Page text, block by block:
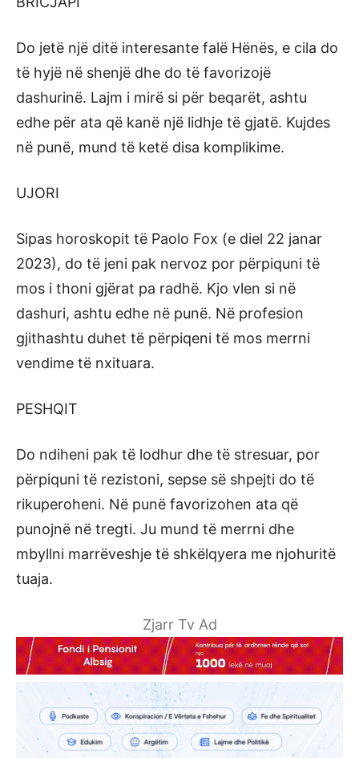
Do jetë një ditë interesante falë Hënës, e cila do
të hyjë në shenjë dhe do të favorizojë
dashurinë. Lajm i mirë si për beqarët, ashtu
edhe për ata që kanë një lidhje të gjatë. Kujdes
në punë, mund të ketë disa komplikime.
UJORI
Sipas horoskopit të Paolo Fox (e diel 22 janar
2023), do të jeni pak nervoz por përpiquni të
mos i thoni gjërat pa radhë. Kjo vlen si në
dashuri, ashtu edhe në punë. Në profesion
gjithashtu duhet të përpiqeni të mos merrni
vendime të nxituara.
PESHQIT
Do ndiheni pak të lodhur dhe të stresuar, por
përpiquni të rezistoni, sepse së shpejti do të
rikuperoheni. Në punë favorizohen ata që
punojnë në tregti. Ju mund të merrni dhe
mbyllni marrëveshje të shkëlqyera me njohuritë
tuaja.
Zjarr Tv Ad